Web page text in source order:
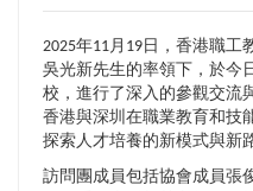
2025年11月19日，香港職
吳光新先生的率領下，於今
校，進行了深入的參觀交流
香港與深圳在職業教育和技
探索人才培養的新模式與新
訪問團成員包括協會成員張